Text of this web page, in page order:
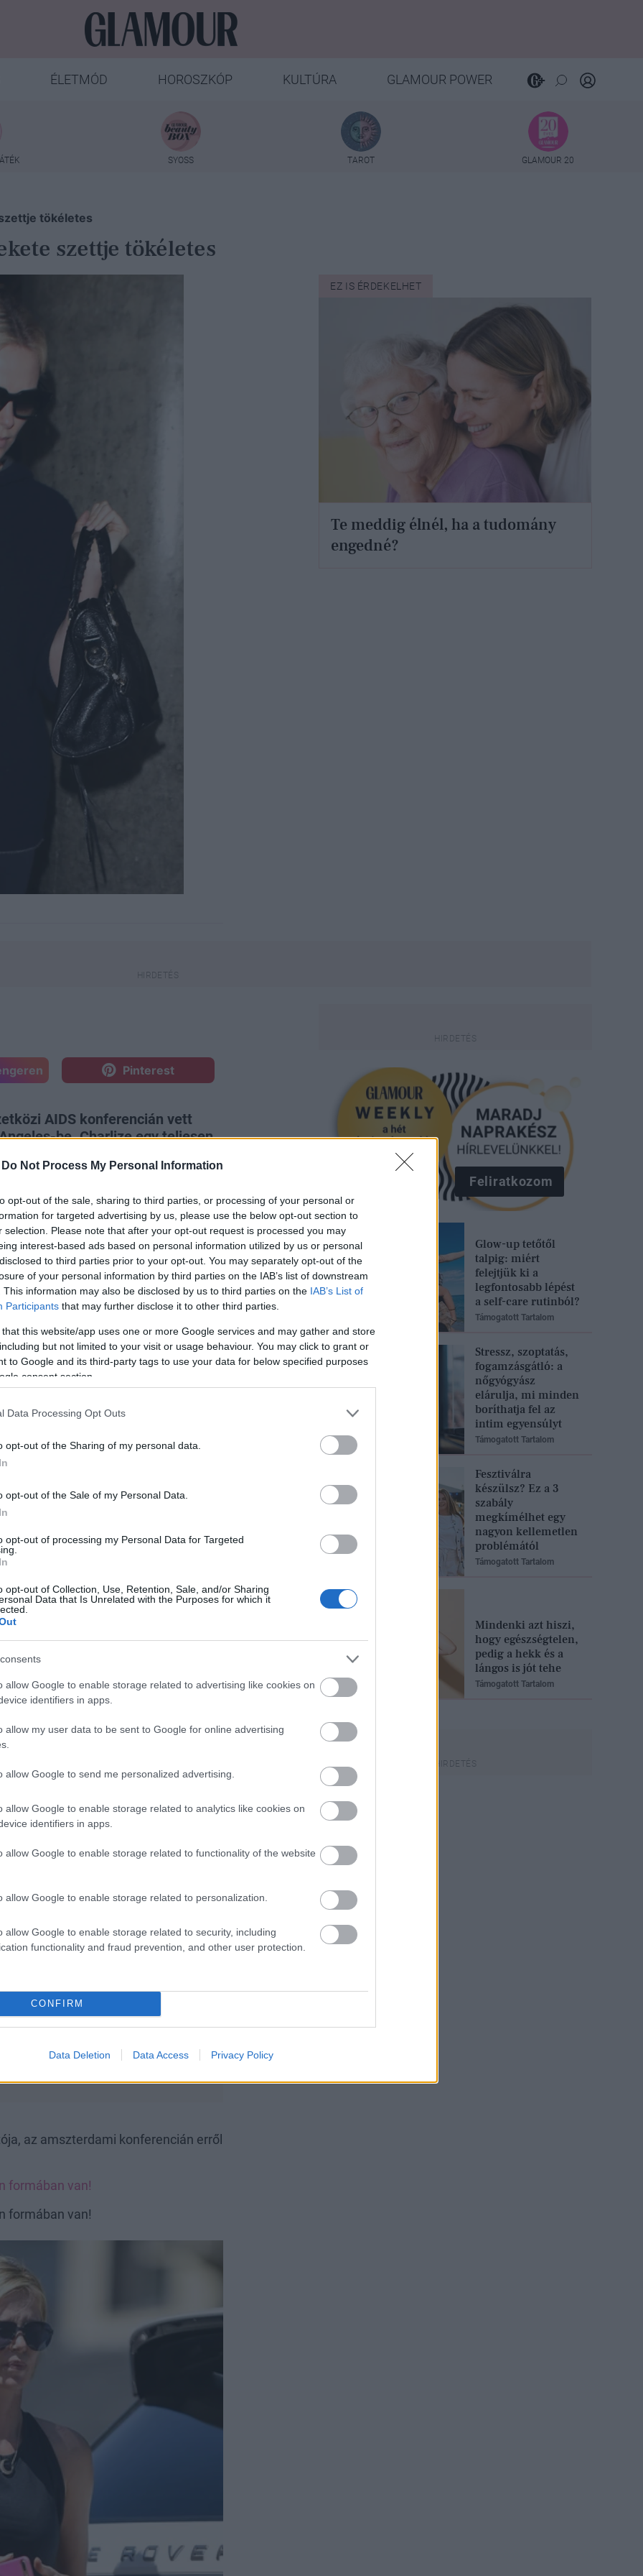
Do Not Process My Personal Information
opt-out of the sale, sharing to third parties, or processing of your personal or
for targeted advertising by us, please use the below opt-out section to
selection. Please note that after your opt-out request is processed you may
interest-based ads based on personal information utilized by us or personal
to third parties prior to your opt-out. You may separately opt-out of the
of your personal information by third parties on the IAB’s list of downstream
This information may also be disclosed by us to third parties on the IAB’s List of
Participants that may further disclose it to other third parties.
that this website/app uses one or more Google services and may gather and store
but not limited to your visit or usage behaviour. You may click to grant or
to Google and its third-party tags to use your data for below specified purposes
consent section.
Data Processing Opt Outs
opt-out of the Sharing of my personal data.
opt-out of the Sale of my Personal Data.
opt-out of processing my Personal Data for Targeted
opt-out of Collection, Use, Retention, Sale, and/or Sharing
Data that Is Unrelated with the Purposes for which it
allow Google to enable storage related to advertising like cookies on
identifiers in apps.
allow my user data to be sent to Google for online advertising
allow Google to send me personalized advertising.
allow Google to enable storage related to analytics like cookies on
identifiers in apps.
allow Google to enable storage related to functionality of the website
allow Google to enable storage related to personalization.
allow Google to enable storage related to security, including
functionality and fraud prevention, and other user protection.
CONFIRM
Data Deletion Data Access Privacy Policy
ÉLETMÓD HOROSZKÓP KULTÚRA GLAMOUR POWER
SYOSS TAROT GLAMOUR 20
tökéletes
szettje tökéletes
EZ IS ÉRDEKELHET
Te meddig élnél, ha a tudomány
engedné?
Pinterest
AIDS konferencián vett
be. Charlize egy teljesen
teljesen tökéletesen festett a
viselt, fekete csőnadrággal, és
az amszterdami konferencián erről
formában van!
formában van!
Feliratkozom
Glow-up tetőtől
talpig: miért
felejtjük ki a
legfontosabb lépést
a self-care rutinból?
Támogatott Tartalom
Stressz, szoptatás,
fogamzásgátló: a
nőgyógyász
elárulja, mi minden
boríthatja fel az
intim egyensúlyt
Támogatott Tartalom
Fesztiválra
készülsz? Ez a 3
szabály
megkímélhet egy
nagyon kellemetlen
problémától
Támogatott Tartalom
Mindenki azt hiszi,
hogy egészségtelen,
pedig a hekk és a
lángos is jót tehe
Támogatott Tartalom